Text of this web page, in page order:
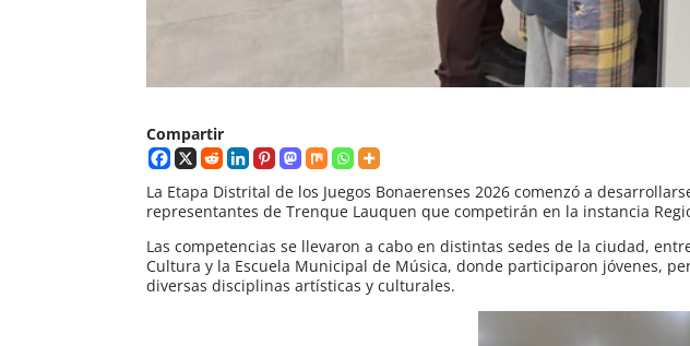
Compartir
La Etapa Distrital de los Juegos Bonaerenses 2026 comenzó a
representantes de Trenque Lauquen que competirán en la instancia
Las competencias se llevaron a cabo en distintas sedes de la ciudad,
Cultura y la Escuela Municipal de Música, donde participaron jóvenes,
diversas disciplinas artísticas y culturales.